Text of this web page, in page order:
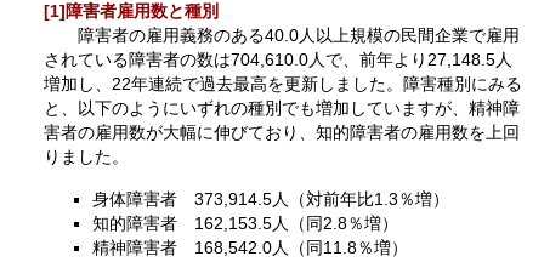
[1]障害者雇用数と種別
障害者の雇用義務のある40.0人以上規模の民間企業で雇用
されている障害者の数は704,610.0人で、前年より27,148.5人
増加し、22年連続で過去最高を更新しました。障害種別にみる
と、以下のようにいずれの種別でも増加していますが、精神障
害者の雇用数が大幅に伸びており、知的障害者の雇用数を上回
りました。
身体障害者 373,914.5人（対前年比1.3％増）
知的障害者 162,153.5人（同2.8％増）
精神障害者 168,542.0人（同11.8％増）